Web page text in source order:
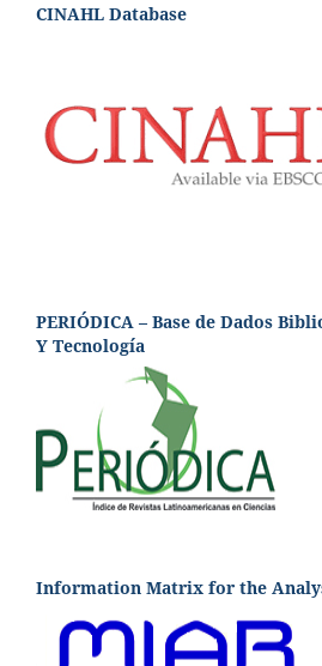
CINAHL Database
PERIÓDICA – Base de Dados
Y Tecnología
Information Matrix for the